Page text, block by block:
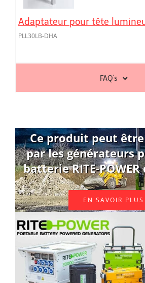
Adaptateur pour tête
PLL30LB-DHA
FAQ's
Ce produit peut
par les générateurs
batterie RITE-
EN SAVOIR PLUS